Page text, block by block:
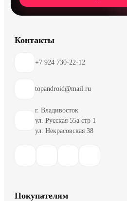
Контакты
+7 924 730-22-12
topandroid@mail.ru
г. Владивосток
ул. Русская 55а стр 1
ул. Некрасовская 38
Покупателям